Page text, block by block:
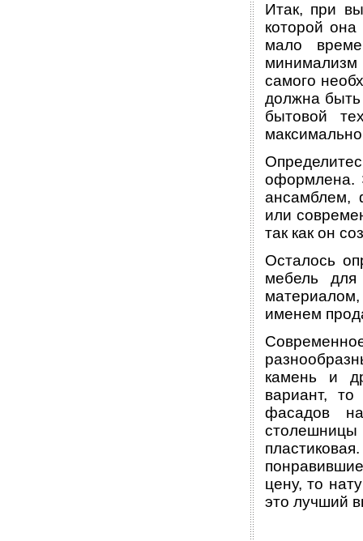
Итак, при
которой
мало
самого
должна
бытовой
оформлена.
ансамблем,
или
так как он
Осталось
мебель для
именем
камень и
вариант,
фасадов
столешницы
цену, то
это лучший